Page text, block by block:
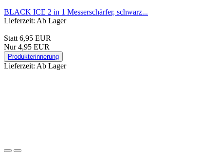
BLACK ICE 2 in 1 Messerschärfer, schwarz...
Lieferzeit: Ab Lager
Statt 6,95 EUR
Nur 4,95 EUR
Produkterinnerung
Lieferzeit: Ab Lager